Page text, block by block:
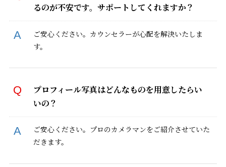
るのが不安です。サポートしてくれますか？
ご安心ください。カウンセラーが心配を解決いたしま
す。
プロフィール写真はどんなものを用意したらい
いの？
ご安心ください。プロのカメラマンをご紹介させていた
だきます。